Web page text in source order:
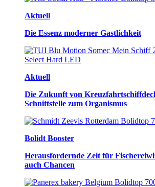
Aktuell
Die Essenz moderner Gastlichkeit
Aktuell
Die Zukunft von
Schnittstelle zum Organismus
Bolidt Booster
Herausfordernde Zeit für
auch Chancen